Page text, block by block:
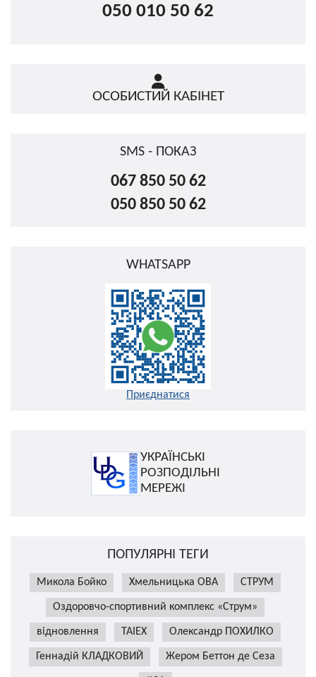
050 010 50 62
ОСОБИСТИЙ КАБІНЕТ
SMS - ПОКАЗ
067 850 50 62
050 850 50 62
WHATSAPP
Приєднатися
УКРАЇНСЬКІ
РОЗПОДІЛЬНІ
МЕРЕЖІ
ПОПУЛЯРНІ ТЕГИ
Микола Бойко Хмельницька ОВА СТРУМ
Оздоровчо-спортивний комплекс «Струм»
відновлення TAIEX Олександр ПОХИЛКО
Геннадій КЛАДКОВИЙ Жером Беттон де Сеза